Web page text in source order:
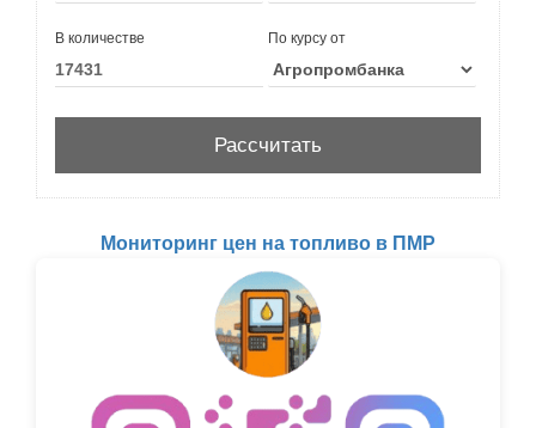
В количестве По курсу от
Мониторинг цен на топливо в ПМР